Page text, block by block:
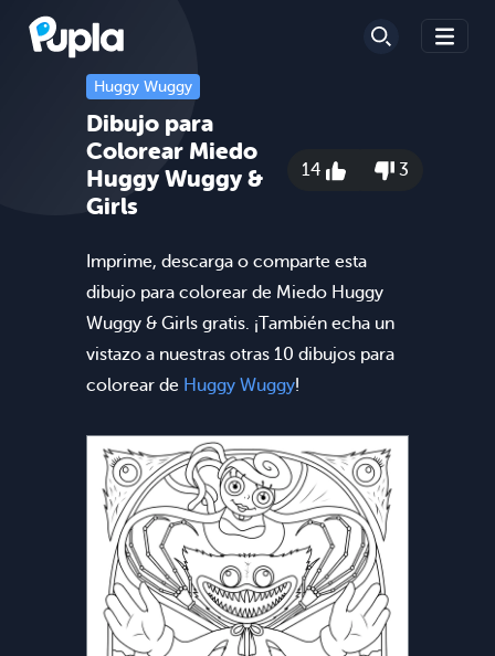
Huggy Wuggy
Dibujo para
Colorear Miedo
Huggy Wuggy &
Girls
14 3
Imprime, descarga o comparte esta
dibujo para colorear de Miedo Huggy
Wuggy & Girls gratis. ¡También echa un
vistazo a nuestras otras 10 dibujos para
colorear de Huggy Wuggy!